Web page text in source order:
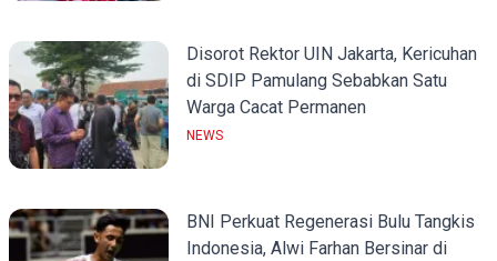
Disorot Rektor UIN Jakarta, Kericuhan
di SDIP Pamulang Sebabkan Satu
Warga Cacat Permanen
NEWS
BNI Perkuat Regenerasi Bulu Tangkis
Indonesia, Alwi Farhan Bersinar di